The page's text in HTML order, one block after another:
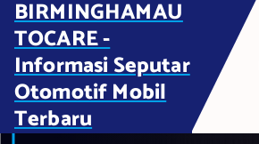
BIRMINGHAMAU
TOCARE -
Informasi Seputar
Otomotif Mobil
Terbaru